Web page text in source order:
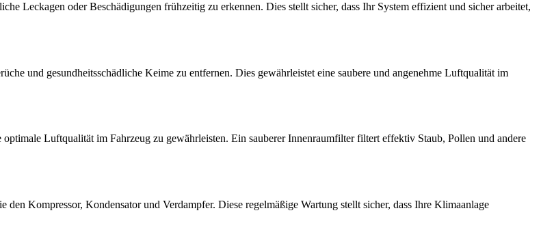
Leckagen oder Beschädigungen frühzeitig zu erkennen. Dies stellt sicher, dass Ihr System effizient und sicher arbeitet,
und gesundheitsschädliche Keime zu entfernen. Dies gewährleistet eine saubere und angenehme Luftqualität im
Luftqualität im Fahrzeug zu gewährleisten. Ein sauberer Innenraumfilter filtert effektiv Staub, Pollen und andere
Kompressor, Kondensator und Verdampfer. Diese regelmäßige Wartung stellt sicher, dass Ihre Klimaanlage